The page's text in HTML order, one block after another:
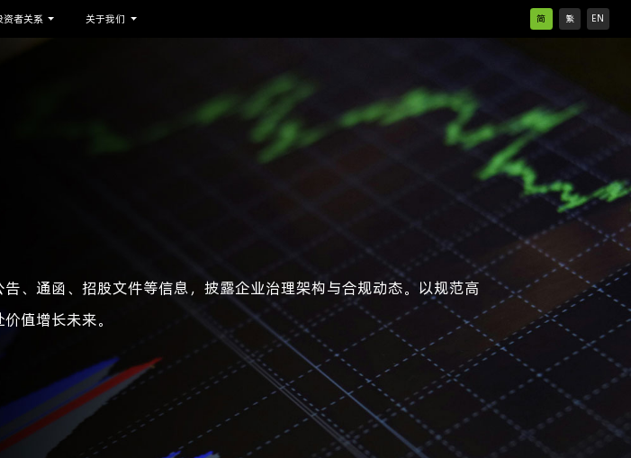
资者关系 关于我们 简 繁 EN
、通函、招股文件等信息，披露企业治理架构与合规动态。以规范高
值增长未来。